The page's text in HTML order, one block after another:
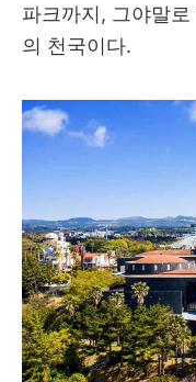
파크까지, 그야말로
의 천국이다.